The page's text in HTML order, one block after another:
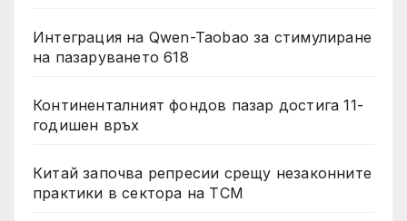
Интеграция на Qwen-Taobao за стимулиране
на пазаруването 618
Континенталният фондов пазар достига 11-
годишен връх
Китай започва репресии срещу незаконните
практики в сектора на TCM